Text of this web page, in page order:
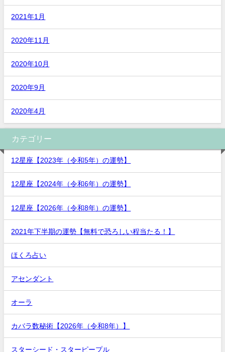
2021年1月
2020年11月
2020年10月
2020年9月
2020年4月
カテゴリー
12星座【2023年（令和5年）の運勢】
12星座【2024年（令和6年）の運勢】
12星座【2026年（令和8年）の運勢】
2021年下半期の運勢【無料で恐ろしい程当たる！】
ほくろ占い
アセンダント
オーラ
カバラ数秘術【2026年（令和8年）】
スターシード・スターピープル